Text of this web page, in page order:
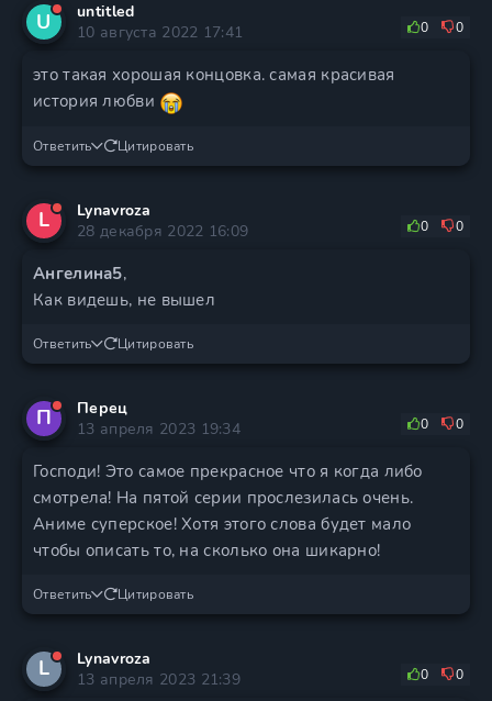
U
untitled
10 августа 2022 17:41
0 0
это такая хорошая концовка. самая красивая
история любви
Ответить Цитировать
L
Lynavroza
28 декабря 2022 16:09
0 0
Ангелина5,
Как видешь, не вышел
Ответить Цитировать
П
Перец
13 апреля 2023 19:34
0 0
Господи! Это самое прекрасное что я когда либо
смотрела! На пятой серии прослезилась очень.
Аниме суперское! Хотя этого слова будет мало
чтобы описать то, на сколько она шикарно!
Ответить Цитировать
L
Lynavroza
13 апреля 2023 21:39
0 0